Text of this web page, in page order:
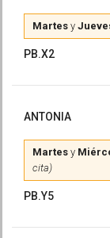
Martes y
PB.X2
ANTONIA
Martes y
cita)
PB.Y5